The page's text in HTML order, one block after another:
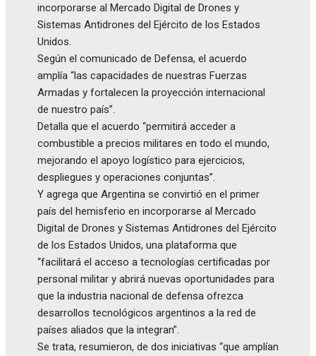
incorporarse al Mercado Digital de Drones y
Sistemas Antidrones del Ejército de los Estados
Unidos.
Según el comunicado de Defensa, el acuerdo
amplía “las capacidades de nuestras Fuerzas
Armadas y fortalecen la proyección internacional
de nuestro país”.
Detalla que el acuerdo “permitirá acceder a
combustible a precios militares en todo el mundo,
mejorando el apoyo logístico para ejercicios,
despliegues y operaciones conjuntas”.
Y agrega que Argentina se convirtió en el primer
país del hemisferio en incorporarse al Mercado
Digital de Drones y Sistemas Antidrones del Ejército
de los Estados Unidos, una plataforma que
“facilitará el acceso a tecnologías certificadas por
personal militar y abrirá nuevas oportunidades para
que la industria nacional de defensa ofrezca
desarrollos tecnológicos argentinos a la red de
países aliados que la integran”.
Se trata, resumieron, de dos iniciativas “que amplían